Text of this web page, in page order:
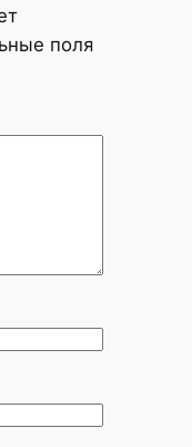
поля